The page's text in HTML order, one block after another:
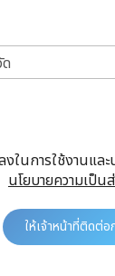
ในการใช้งานและ
นโยบายความเป็น
ให้เจ้าหน้าที่ติดต่อ